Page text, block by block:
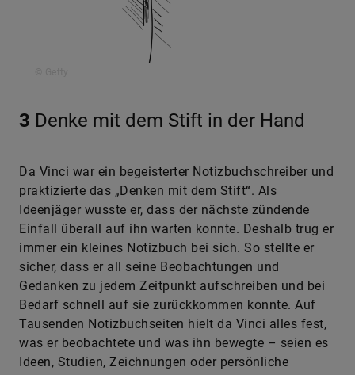
3 Denke mit dem Stift in der Hand
Da Vinci war ein begeisterter Notizbuchschreiber und
praktizierte das „Denken mit dem Stift“. Als
Ideenjäger wusste er, dass der nächste zündende
Einfall überall auf ihn warten konnte. Deshalb trug er
immer ein kleines Notizbuch bei sich. So stellte er
sicher, dass er all seine Beobachtungen und
Gedanken zu jedem Zeitpunkt aufschreiben und bei
Bedarf schnell auf sie zurückkommen konnte. Auf
Tausenden Notizbuchseiten hielt da Vinci alles fest,
was er beobachtete und was ihn bewegte – seien es
Ideen, Studien, Zeichnungen oder persönliche